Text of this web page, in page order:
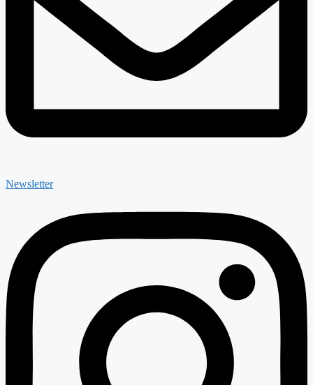
Newsletter